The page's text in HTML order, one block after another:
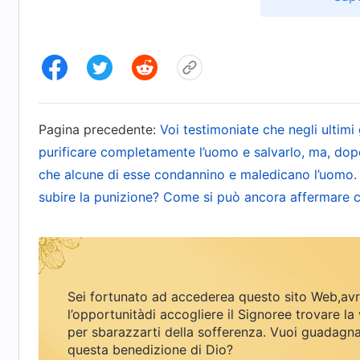
di trasformarlo con una parola. C’è della
come immaginiamo. In una parola, il Signore
purificare e trasformare l’umanità, che
contro Dio in un’umanità che comprende,
migliaia di anni è stata corrotta fino a
semplice? Se Dio resuscita i morti e trasforma
Satana? L’umanità degli ultimi giorni è stata
l’indole di Satana sono state integrate
malvagia e avida. L’umanità rifugge e detesta
stirpe di Satana che si oppone e tradisce Dio.
Pagina precedente: Voi testimoniate che negli
purificare completamente l’uomo e salvarlo, ma,
che alcune di esse condannino e maledicano
subire la punizione? Come si può ancora affermare
Sei fortunato ad accederea questo sito
l’opportunitàdi accogliere il Signoree trovare la
per sbarazzarti della sofferenza. Vuoi
questa benedizione di Dio?